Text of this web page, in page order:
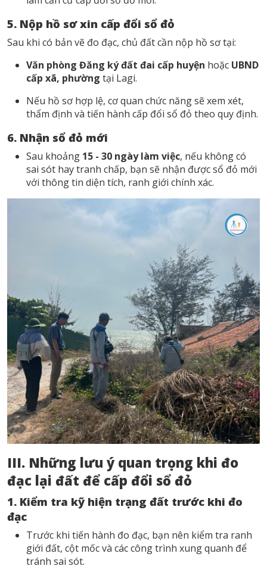
5. Nộp hồ sơ xin cấp đổi sổ đỏ
Sau khi có bản vẽ đo đạc, chủ đất cần nộp hồ sơ tại:
Văn phòng Đăng ký đất đai cấp huyện hoặc UBND
cấp xã, phường tại Lagi.
Nếu hồ sơ hợp lệ, cơ quan chức năng sẽ xem xét,
thẩm định và tiến hành cấp đổi sổ đỏ theo quy định.
6. Nhận sổ đỏ mới
Sau khoảng 15 - 30 ngày làm việc, nếu không có
sai sót hay tranh chấp, bạn sẽ nhận được sổ đỏ mới
với thông tin diện tích, ranh giới chính xác.
III. Những lưu ý quan trọng khi đo
đạc lại đất để cấp đổi sổ đỏ
1. Kiểm tra kỹ hiện trạng đất trước khi đo
đạc
Trước khi tiến hành đo đạc, bạn nên kiểm tra ranh
giới đất, cột mốc và các công trình xung quanh để
tránh sai sót.